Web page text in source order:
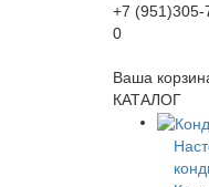
+7 (951)305-
0
Ваша
КАТАЛОГ